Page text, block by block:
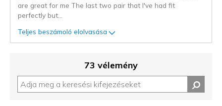
are great for me The last two pair that I've had fit
perfectly but
Teljes beszámoló elolvasása
73 vélemény